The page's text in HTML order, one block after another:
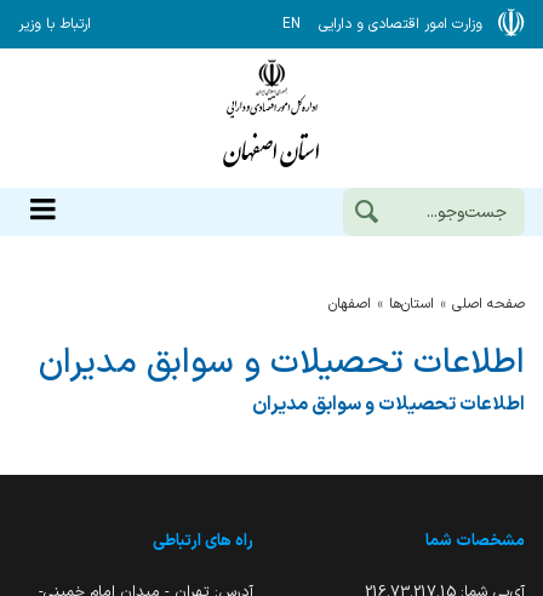
وزارت امور اقتصادی و دارایی EN ارتباط با وزیر
صفحه اصلی استان‌ها اصفهان
اطلاعات تحصیلات و سوابق مدیران
اطلاعات تحصیلات و سوابق مدیران
مشخصات شما راه های ارتباطی